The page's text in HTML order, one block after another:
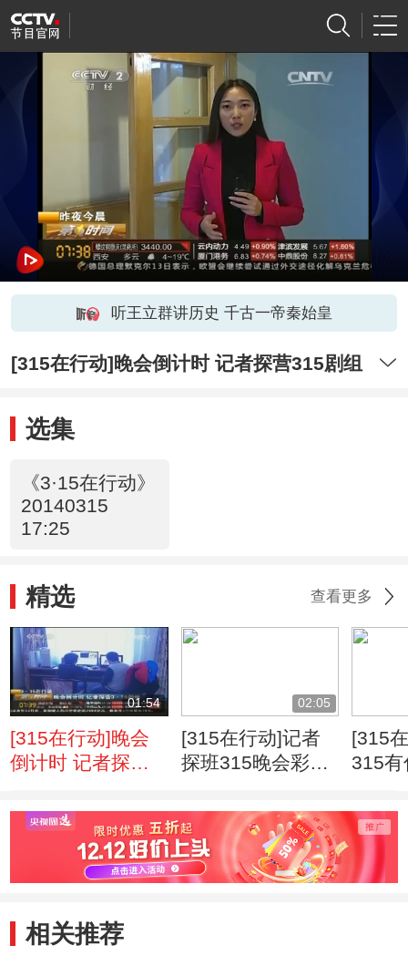
听王立群讲历史 千古一帝秦始皇
[315在行动]晚会倒计时 记者探营315剧组
选集
《3·15在行动》
20140315
17:25
精选 查看更多
01:54
[315在行动]晚会
倒计时 记者探营
02:05
[315在行动]记者
探班315晚会彩排
[315
315有
相关推荐